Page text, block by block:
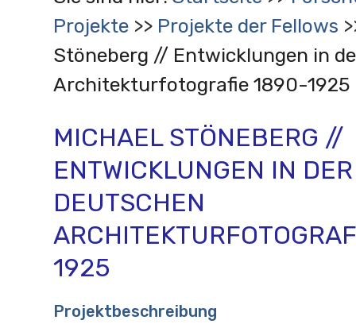
Projekte
Projekte der Fellows
Stöneberg // Entwicklungen in
Architekturfotografie 1890-1925
MICHAEL STÖNEBERG //
ENTWICKLUNGEN IN DER
DEUTSCHEN
1925
Projektbeschreibung